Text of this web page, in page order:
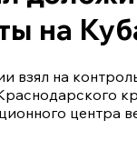
на
взял на
центра